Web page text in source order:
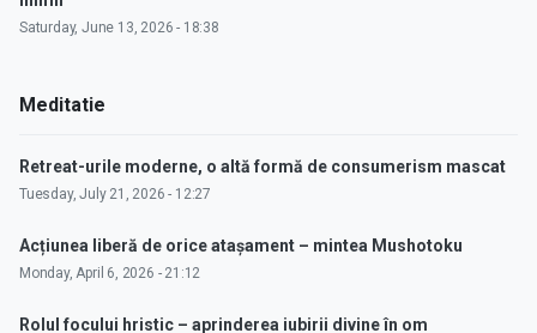
Saturday, June 13, 2026 - 18:38
Meditatie
Retreat-urile moderne, o altă formă de consumerism mascat
Tuesday, July 21, 2026 - 12:27
Acțiunea liberă de orice atașament – mintea Mushotoku
Monday, April 6, 2026 - 21:12
Rolul focului hristic – aprinderea iubirii divine în om